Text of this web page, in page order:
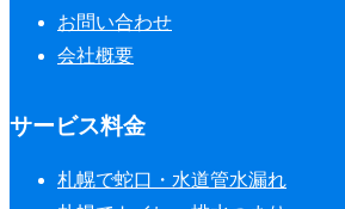
お問い合わせ
会社概要
サービス料金
札幌で蛇口・水道管水漏れ